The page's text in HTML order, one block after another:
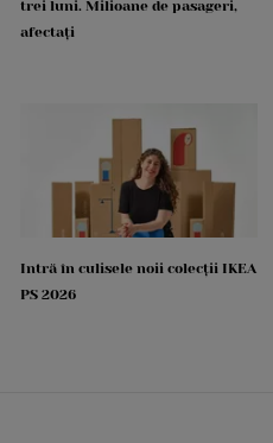
trei luni. Milioane de pasageri,
afectați
Intră în culisele noii colecții IKEA
PS 2026